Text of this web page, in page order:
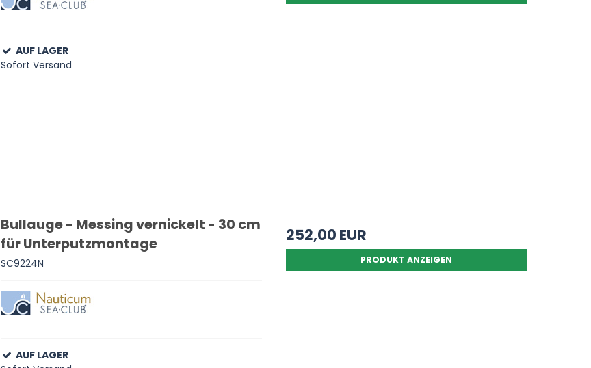
AUF LAGER
Sofort Versand
Bullauge - Messing vernickelt - 30 cm
für Unterputzmontage
SC9224N
AUF LAGER
252,00 EUR
PRODUKT ANZEIGEN